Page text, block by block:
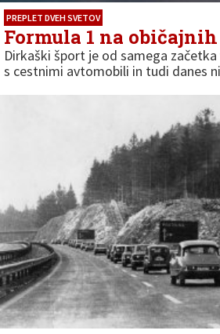
PREPLET DVEH SVETOV
Formula 1 na
Dirkaški šport je od samega
s cestnimi avtomobili in tudi danes